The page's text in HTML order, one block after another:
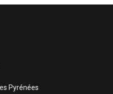
Pyrénées